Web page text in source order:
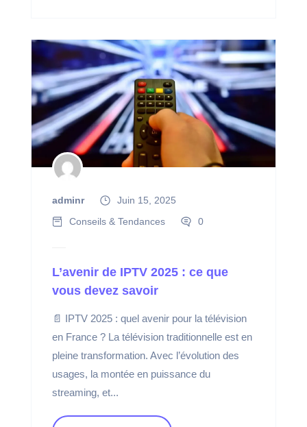
adminr
Juin 15, 2025
Conseils & Tendances
0
L’avenir de IPTV 2025 : ce que
vous devez savoir
📄 IPTV 2025 : quel avenir pour la télévision
en France ? La télévision traditionnelle est en
pleine transformation. Avec l’évolution des
usages, la montée en puissance du
streaming, et...